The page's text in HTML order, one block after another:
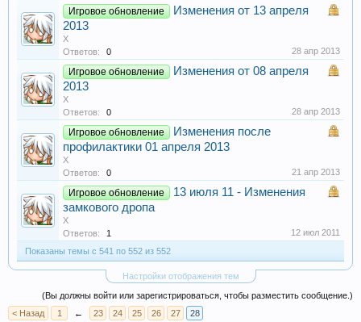
Игровое обновление
Изменения от 13 апреля
2013
X
Ответов:
0 28 апр 2013
Игровое обновление
Изменения от 08 апреля
2013
X
Ответов:
0 28 апр 2013
Игровое обновление
Изменения после
профилактики 01 апреля 2013
X
Ответов:
0 21 апр 2013
Игровое обновление
13 июля 11 - Изменения
замкового дропа
X
Ответов:
1
12 июл 2011
Показаны темы с 541 по 552 из 552
Настройки отображения тем
(Вы должны войти или зарегистрироваться, чтобы разместить сообщение.)
< Назад
1 ← 23 24 25 26 27 28